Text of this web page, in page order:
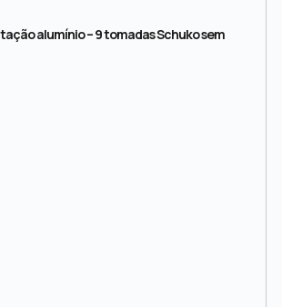
alumínio – 9 tomadas Schuko sem